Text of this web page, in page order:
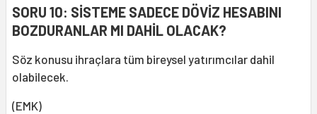
SORU 10: SİSTEME SADECE DÖVİZ HESABINI
BOZDURANLAR MI DAHİL OLACAK?
Söz konusu ihraçlara tüm bireysel yatırımcılar dahil
olabilecek.
(EMK)